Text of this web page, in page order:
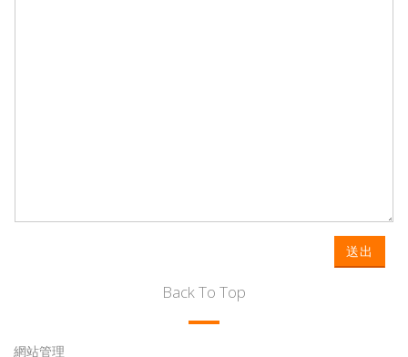
送出
Back To Top
網站管理